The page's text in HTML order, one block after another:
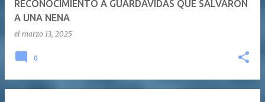
RECONOCIMIENTO A GUARDAVIDAS QUE SALVARON
A UNA NENA
el marzo 13, 2025
0